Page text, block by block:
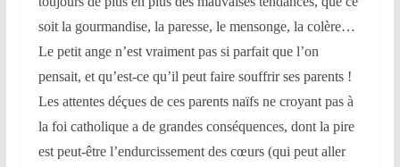
soit la gourmandise, la paresse, le mensonge, la colère…
Le petit ange n’est vraiment pas si parfait que l’on
pensait, et qu’est-ce qu’il peut faire souffrir ses parents !
Les attentes déçues de ces parents naïfs ne croyant pas à
la foi catholique a de grandes conséquences, dont la pire
est peut-être l’endurcissement des cœurs (qui peut aller